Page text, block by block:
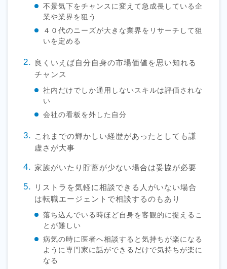
不景気下をチャンスに変えて急成長している企
業や業界を狙う
４０代のニーズが大きな業界をリサーチして狙
いを定める
良くいえば自分自身の市場価値を思い知れる
チャンス
社内だけでしか通用しないスキルは評価されな
い
会社の看板を外した自分
これまでの輝かしい経歴があったとしても謙
虚さが大事
家族がいたり貯蓄が少ない場合は妥協が必要
リストラを気軽に相談できる人がいない場合
は転職エージェントで相談するのもあり
落ち込んでいる時ほど自身を客観的に捉えるこ
とが難しい
病気の時に医者へ相談すると気持ちが楽になる
ように専門家に話ができるだけで気持ちが楽に
なる